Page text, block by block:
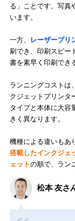
る」ことです。写真
います。
一方、 レーザープリ
刷でき、印刷スピー
書を素早く印刷でき
ランニングコストは
クジェットプリンタ
タイプと本体に大容
きく異なります。
機種による違いもあ
搭載したインクジェ
ェットの順で、ラン
松本 友さ